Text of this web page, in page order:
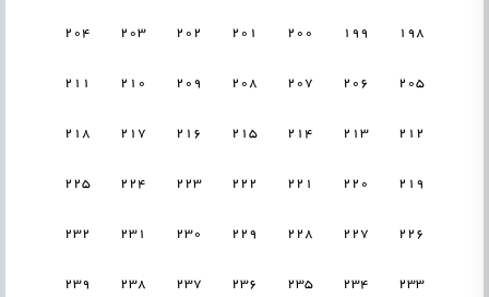
198
199
200
201
202
203
204
205
206
207
208
209
210
211
212
213
214
215
216
217
218
219
220
221
222
223
224
225
226
227
228
229
230
231
232
233
234
235
236
237
238
239